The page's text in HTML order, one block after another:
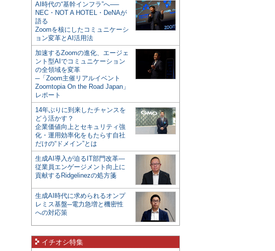
AI時代の“基幹インフラ”へ──
NEC・NOT A HOTEL・DeNAが
語る
Zoomを核にしたコミュニケーシ
ョン変革とAI活用法
加速するZoomの進化、エージェ
ント型AIでコミュニケーション
の全領域を変革
─「Zoom主催リアルイベント
Zoomtopia On the Road Japan」
レポート
14年ぶりに到来したチャンスを
どう活かす？
企業価値向上とセキュリティ強
化・運用効率化をもたらす自社
だけの“ドメイン”とは
生成AI導入が迫るIT部門改革―
従業員エンゲージメント向上に
貢献するRidgelinezの処方箋
生成AI時代に求められるオンプ
レミス基盤─電力急増と機密性
への対応策
イチオシ特集